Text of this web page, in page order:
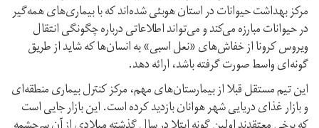
مرکز بهداشت حیوانات در استان هوبئی شده‌اند که با بیماری‌های همه‌گیر
در حیوانات مبارزه می‌کند و می‌تواند اطلاعاتی درباره چگونگی انتقال
ویروس کرونا از خفاش‌های «نعل اسبی» به انسان‌ها که شاید از طریق
گونه‌ای واسط صورت گرفته باشد، ارائه دهد.
این تیم مستقل قبلا از بیمارستان‌های مهم،‌ مرکز کنترل بیماری منطقه‌ای
و بازار غذای دریایی شهر هوانان بازدید کرده است. این بازار جایی است